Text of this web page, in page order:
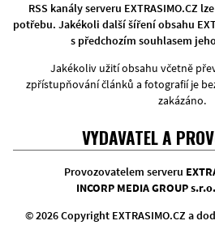
RSS kanály serveru EXTRASIMO.CZ
potřebu. Jakékoli další šíření obsahu
s předchozím souhlasem
Jakékoliv užití obsahu včetně
zpřístupňování článků a fotografií je
zakázáno.
VYDAVATEL A
Provozovatelem serveru
INCORP MEDIA GROUP s.r.o.
© 2026 Copyright EXTRASIMO.CZ a